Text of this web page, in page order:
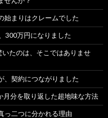
始まりはクレームでした
300万円になりました
たのは、そこではありませ
、契約につながりました
分を取り返した超地味な方法
っ二つに分かれる理由